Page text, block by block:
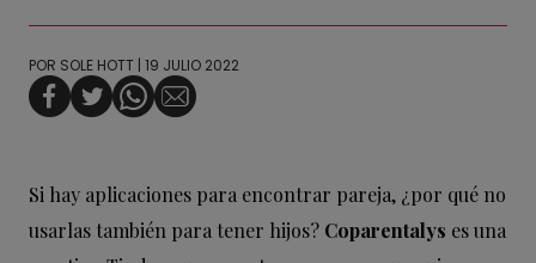
POR SOLE HOTT | 19 JULIO 2022
Si hay aplicaciones para encontrar pareja, ¿por qué no
usarlas también para tener hijos? Coparentalys es una